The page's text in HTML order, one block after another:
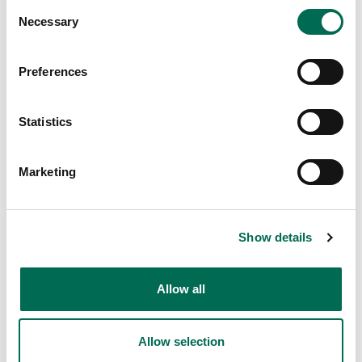
Selection
Necessary
Preferences
Statistics
Marketing
Show details
Allow all
Allow selection
Dole